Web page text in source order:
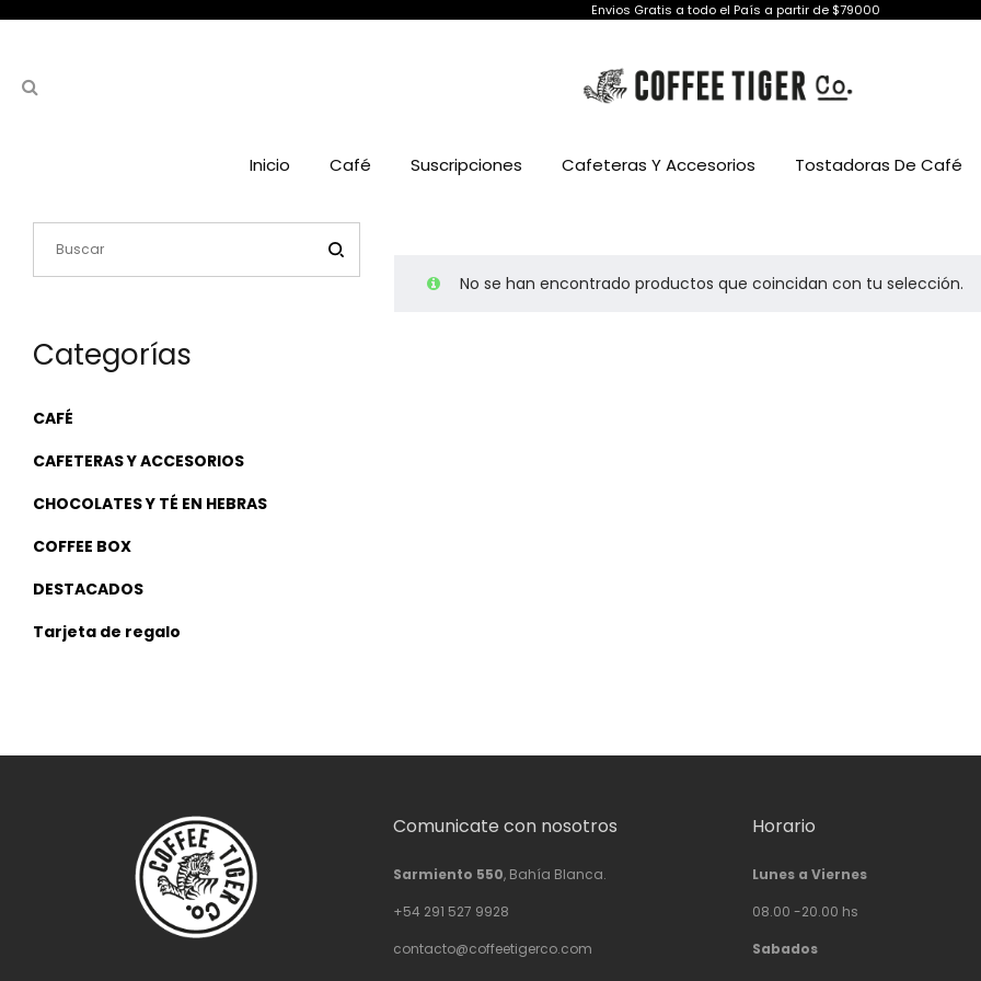
Envios Gratis a todo el País a partir de $79000
Inicio Café Suscripciones Cafeteras Y Accesorios Tostadoras De Café
No se han encontrado productos que coincidan con tu selección.
Categorías
CAFÉ
CAFETERAS Y ACCESORIOS
CHOCOLATES Y TÉ EN HEBRAS
COFFEE BOX
DESTACADOS
Tarjeta de regalo
Comunicate con nosotros
Sarmiento 550, Bahía Blanca.
+54 291 527 9928
contacto@coffeetigerco.com
Horario
Lunes a Viernes
08.00 -20.00 hs
Sabados